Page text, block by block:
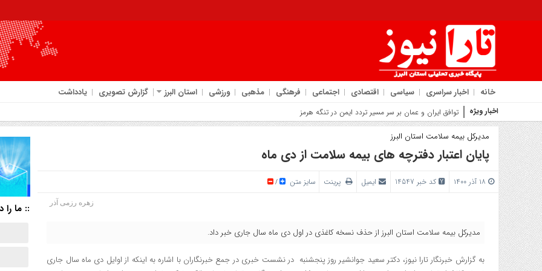
خانه اخبار سراسری سیاسی اقتصادی اجتماعی فرهنگی مذهبی ورزشی استان البرز گزارش تصویری یادداشت
اخبار ویژه روایت شه
مدیرکل بیمه سلامت استان البرز
پایان اعتبار دفترچه های بیمه سلامت از دی ماه
کد خبر 14547 ایمیل پرینت سایز متن /
زهره رزمی آذر
مدیرکل بیمه سلامت استان البرز از حذف نسخه کاغذی در اول دی ماه سال جاری خبر داد.
به گزارش خبرنگار تارا نیوز، دکتر سعید جوانشیر روز پنجشنبه در نشست خبری در جمع خبرنگاران با اشاره به اینکه از اوایل دی ماه سال جاری
:: ما را